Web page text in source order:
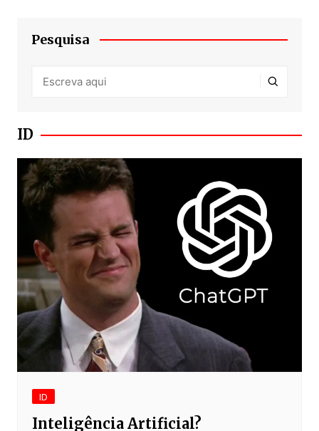
Pesquisa
ID
ID
Inteligência Artificial?